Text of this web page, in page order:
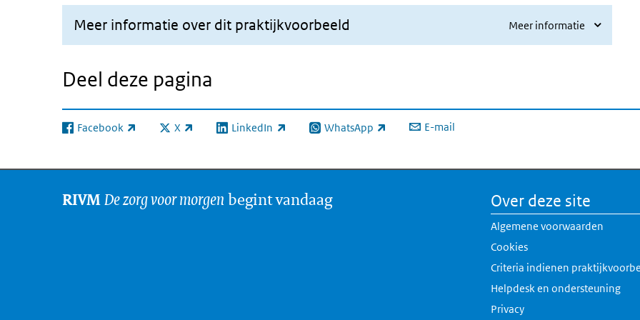
Meer informatie over dit praktijkvoorbeeld Meer informatie
Deel deze pagina
Facebook
(externe link) X
(externe link) LinkedIn
(externe link) WhatsApp
(externe link) E-mail
RIVMDe zorg voor morgen begint vandaag Over deze site
Algemene voorwaarden
Cookies
Criteria indienen
Helpdesk en ondersteuning
Privacy